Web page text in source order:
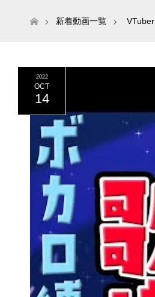
ホーム新着動画一覧 VTuber
2022
OCT
14